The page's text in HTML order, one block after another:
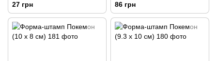
27 грн 86 грн